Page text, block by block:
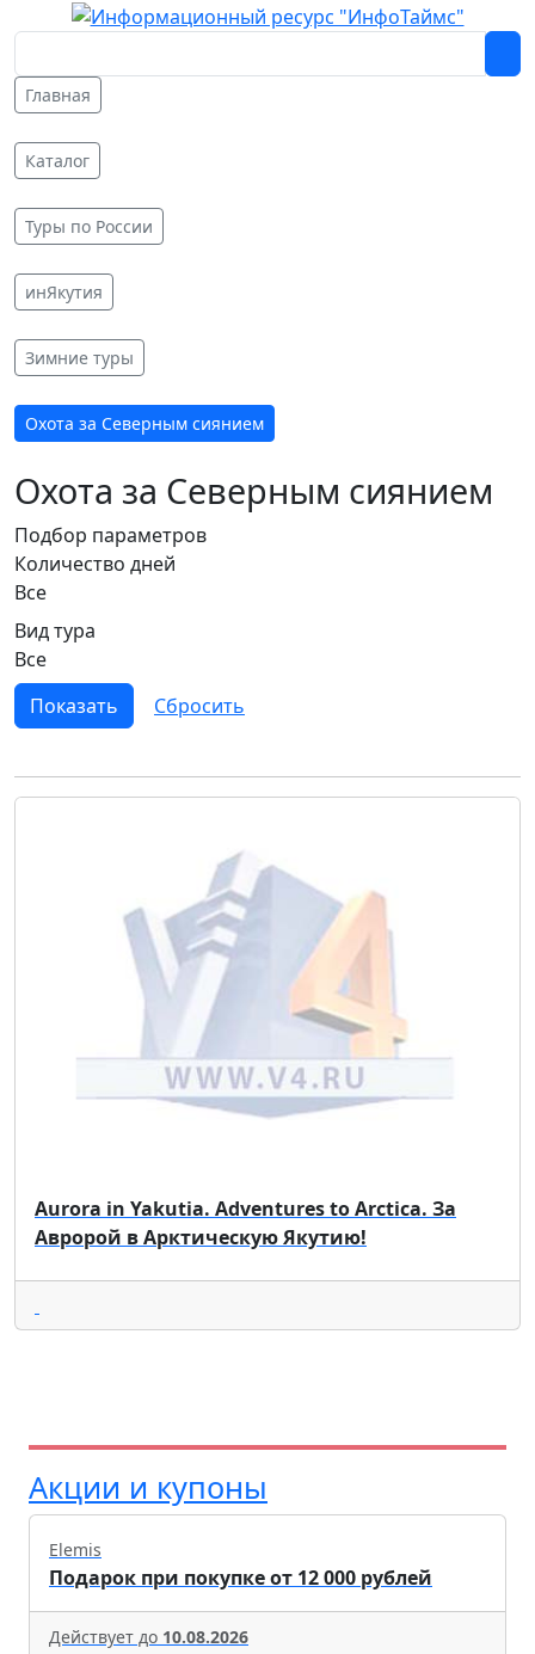
Главная
Каталог
Туры по России
инЯкутия
Зимние туры
Охота за Северным сиянием
Охота за Северным сиянием
Подбор параметров
Количество дней
Все
Вид тура
Все
Aurora in Yakutia. Adventures to Arcticа. За
Авророй в Арктическую Якутию!
Акции и купоны
Elemis
Подарок при покупке от 12 000 рублей
Действует до 10.08.2026